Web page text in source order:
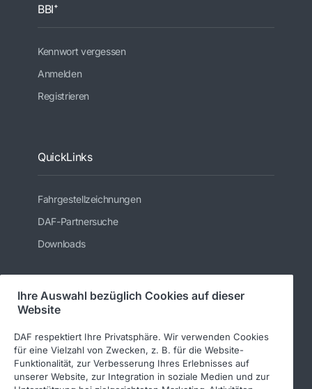
BBI⁺
Kennwort vergessen
Anmelden
Registrieren
QuickLinks
Fahrgestellzeichnungen
DAF-Partnersuche
Downloads
Folgen Sie uns
Ihre Auswahl bezüglich Cookies auf dieser
Website
DAF respektiert Ihre Privatsphäre. Wir verwenden Cookies
für eine Vielzahl von Zwecken, z. B. für die Website-
Funktionalität, zur Verbesserung Ihres Erlebnisses auf
unserer Website, zur Integration in soziale Medien und zur